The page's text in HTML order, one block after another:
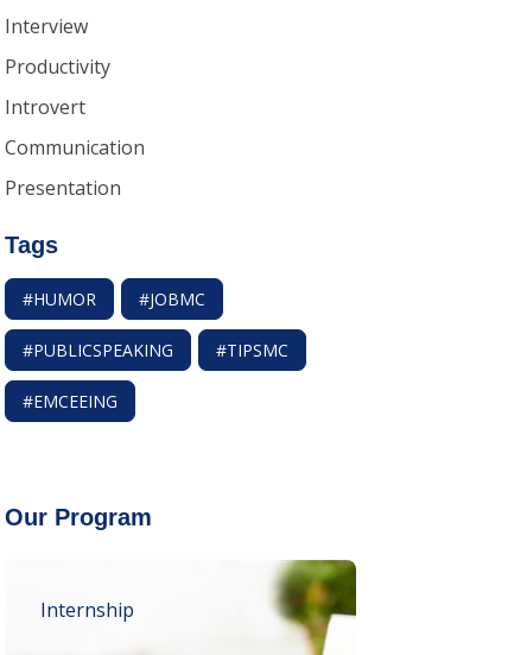
Interview
Productivity
Introvert
Communication
Presentation
Tags
#HUMOR #JOBMC
#PUBLICSPEAKING #TIPSMC
#EMCEEING
Our Program
Internship